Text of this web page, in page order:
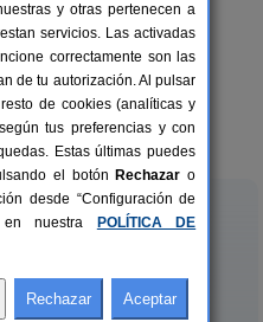
12-22+3 pers.
desde30 €
y otras pertenecen a
servicios. Las activadas
correctamente son las
de tu autorización. Al pulsar
de cookies (analíticas y
tus preferencias y con
Estas últimas puedes
el botón Rechazar o
desde “Configuración de
en nuestra
POLÍTICA DE